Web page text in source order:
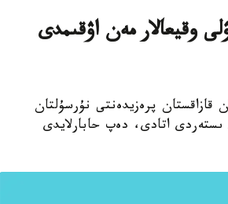
ايتۋلى وقيعالار مەن اۋقىمدى
قازاقستان پرەزيدەنتى نۇرسۇلتان
ىستەردى اتادى، دەپ حابارلايدى